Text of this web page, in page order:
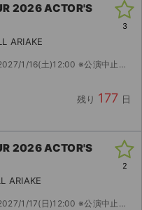
2026 ACTOR'S
ARIAKE
場合、券面金額(定価)での払い戻しになります。
残り 177 日
3
2026 ACTOR'S
ARIAKE
場合、券面金額(定価)での払い戻しになります。
2